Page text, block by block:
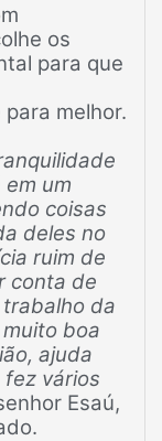
os
para que
melhor.
um
coisas
deles no
ruim de
conta de
da
boa
ajuda
fez vários
Esaú,